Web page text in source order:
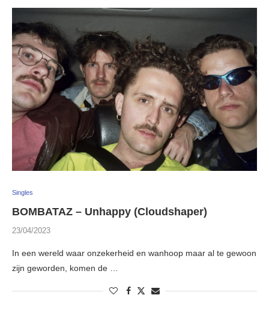
Singles
BOMBATAZ – Unhappy (Cloudshaper)
23/04/2023
In een wereld waar onzekerheid en wanhoop maar al te gewoon
zijn geworden, komen de …